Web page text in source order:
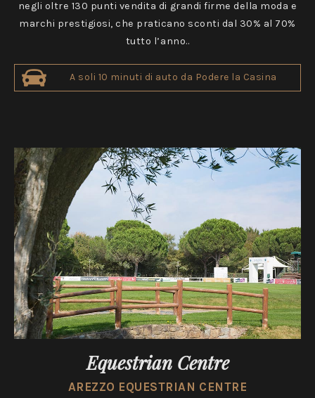
negli oltre 130 punti vendita di grandi firme della moda e
marchi prestigiosi, che praticano sconti dal 30% al 70%
tutto l’anno..
A soli 10 minuti di auto da Podere la Casina
Equestrian Centre
AREZZO EQUESTRIAN CENTRE